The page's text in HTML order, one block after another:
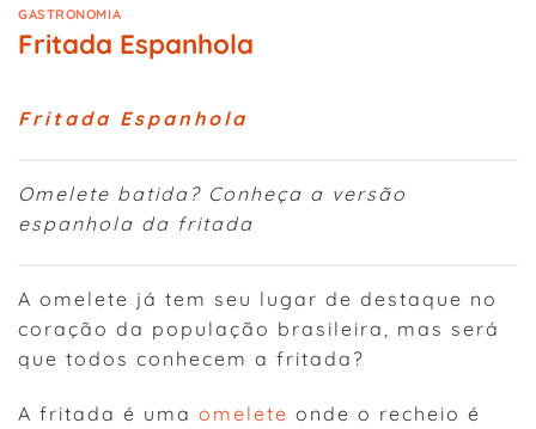
GASTRONOMIA
Fritada Espanhola
Fritada Espanhola
Omelete batida? Conheça a versão
espanhola da fritada
A omelete já tem seu lugar de destaque no
coração da população brasileira, mas será
que todos conhecem a fritada?
A fritada é uma omelete onde o recheio é